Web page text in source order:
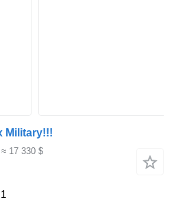
Military!!!
≈ 17 330 $